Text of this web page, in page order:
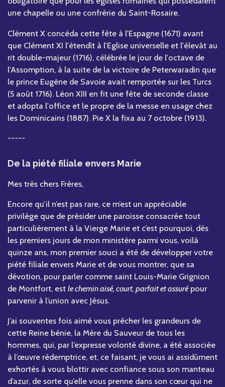
une chapelle ou une confrérie du Saint-Rosaire.
Clément X concéda cette fête à l'Espagne (1671) avant
que Clément XI l'étendît à l'Eglise universelle et l'élevât au
rit double-majeur (1716), célébrée le jour de l'octave de
l'Assomption, à la suite de la victoire de Peterwaradin que
le prince Eugène de Savoie avait remportée sur les Turcs
(5 août 1716). Léon XIII en fit une fête de seconde classe
et adopta l'office et le propre de la messe en usage chez
les Dominicains (1887). Pie X la fixa au 7 octobre (1913).
-----
De la piété filiale envers Marie
Mes très chers Frères,
Encore qu’il n’est pas rare, ce m’est un appréciable
privilège que de présider une paroisse consacrée tout
particulièrement à la Vierge Marie et c’est pourquoi, dès
les premiers jours de mon ministère parmi vous, voilà
quinze ans, mon premier souci a été de développer votre
piété filiale envers Marie et de vous montrer, que sa
dévotion, pour parler comme saint Louis-Marie Grignion
de Montfort, est le chemin aisé, court, parfait et assuré pour
parvenir à l’union avec Jésus.
J’ai souventes fois aimé vous prêcher les grandeurs de
cette Reine bénie, la Mère du Sauveur de tous les
hommes, qui, par l’expresse volonté divine, a été associée
à l’œuvre rédemptrice, et, ce faisant, je vous ai assidûment
exhortés à vous blottir avec confiance sous son manteau
d’azur, de sorte qu’elle vous prenne dans son cœur qui ne